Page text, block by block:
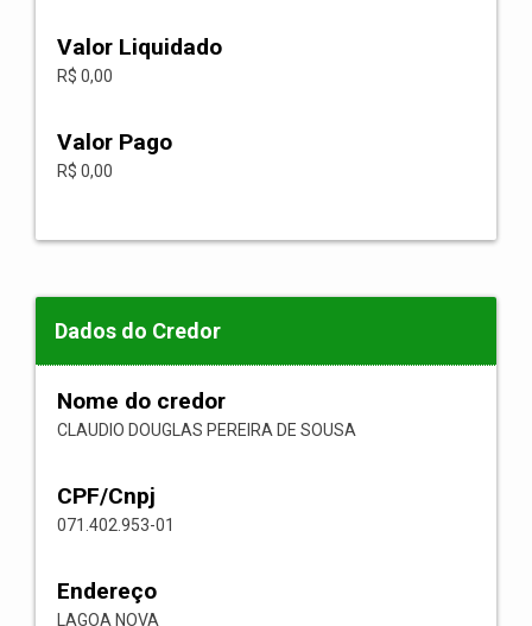
Valor Liquidado
R$ 0,00
Valor Pago
R$ 0,00
Dados do Credor
Nome do credor
CLAUDIO DOUGLAS PEREIRA DE SOUSA
CPF/Cnpj
071.402.953-01
Endereço
LAGOA NOVA